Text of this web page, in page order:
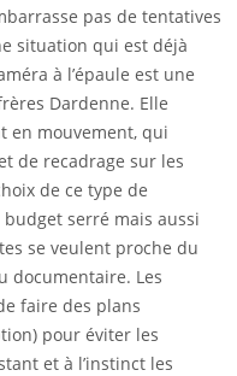
pas de tentatives
situation qui est déjà
à l’épaule est une
Dardenne. Elle
en mouvement, qui
de recadrage sur les
de ce type de
serré mais aussi
se veulent proche du
documentaire. Les
faire des plans
pour éviter les
et à l’instinct les